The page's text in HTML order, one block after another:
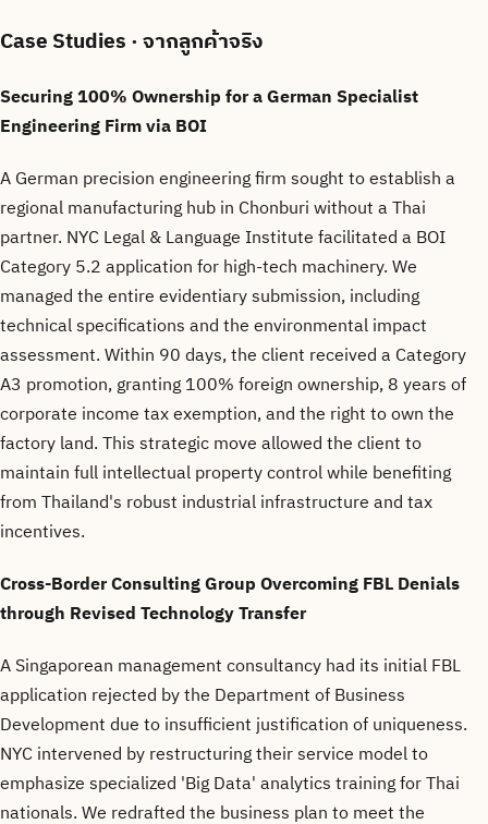
Case Studies· จากลูกค้าจริง
Securing 100% Ownership for a German Specialist
Engineering Firm via BOI
A German precision engineering firm sought to establish a
regional manufacturing hub in Chonburi without a Thai
partner. NYC Legal & Language Institute facilitated a BOI
Category 5.2 application for high-tech machinery. We
managed the entire evidentiary submission, including
technical specifications and the environmental impact
assessment. Within 90 days, the client received a Category
A3 promotion, granting 100% foreign ownership, 8 years of
corporate income tax exemption, and the right to own the
factory land. This strategic move allowed the client to
maintain full intellectual property control while benefiting
from Thailand's robust industrial infrastructure and tax
incentives.
Cross-Border Consulting Group Overcoming FBL Denials
through Revised Technology Transfer
A Singaporean management consultancy had its initial FBL
application rejected by the Department of Business
Development due to insufficient justification of uniqueness.
NYC intervened by restructuring their service model to
emphasize specialized 'Big Data' analytics training for Thai
nationals. We redrafted the business plan to meet the